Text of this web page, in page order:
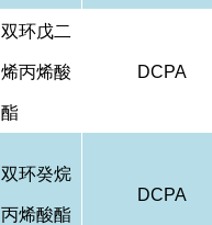
双环戊二
烯丙烯酸
酯
DCPA
双环癸烷
丙烯酸酯
DCPA